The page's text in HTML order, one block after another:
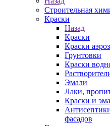
Строительная
Краски
Назад
Краски
Краски
Грунтовки
Краски
Эмали
Лаки,
Краски и
фасадов